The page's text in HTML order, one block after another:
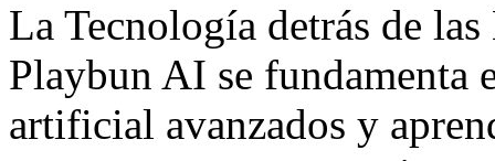
La Tecnología detrás de
Playbun AI se fundamenta
artificial avanzados y